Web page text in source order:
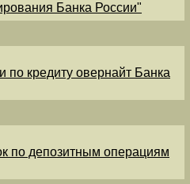
Банка России"
по кредиту овернайт Банка
по депозитным операциям